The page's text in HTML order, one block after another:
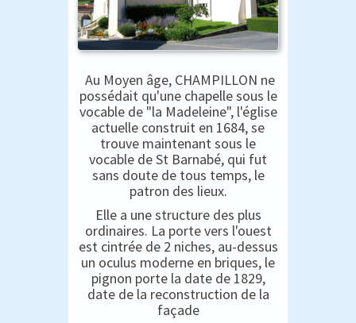
Au Moyen âge, CHAMPILLON ne
possédait qu'une chapelle sous le
vocable de "la Madeleine", l'église
actuelle construit en 1684, se
trouve maintenant sous le
vocable de St Barnabé, qui fut
sans doute de tous temps, le
patron des lieux.
Elle a une structure des plus
ordinaires. La porte vers l'ouest
est cintrée de 2 niches, au-dessus
un oculus moderne en briques, le
pignon porte la date de 1829,
date de la reconstruction de la
façade